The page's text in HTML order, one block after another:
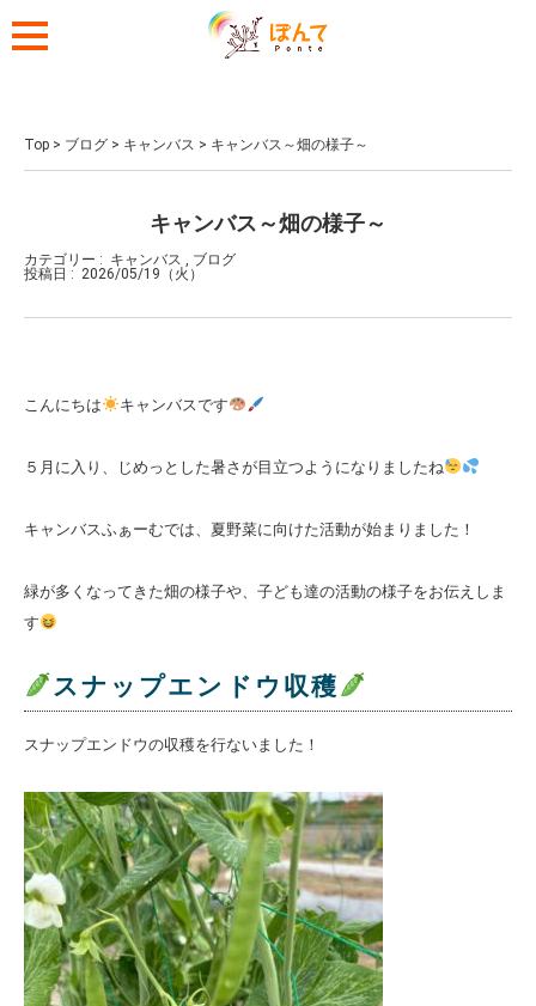
Top > ブログ > キャンバス > キャンバス～畑の様子～
キャンバス～畑の様子～
カテゴリー : キャンバス , ブログ
投稿日 : 2026/05/19（火）
こんにちは キャンバスです
５月に入り、じめっとした暑さが目立つようになりましたね
キャンバスふぁーむでは、夏野菜に向けた活動が始まりました！
緑が多くなってきた畑の様子や、子ども達の活動の様子をお伝えしま
す
スナップエンドウ収穫
スナップエンドウの収穫を行ないました！